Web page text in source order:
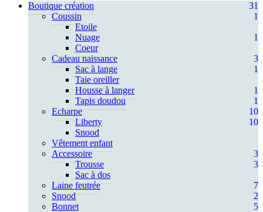
Boutique création
31
Coussin
1
Etoile
Nuage
1
Coeur
Cadeau naissance
3
Sac à lange
1
Taie oreiller
Housse à langer
1
Tapis doudou
1
Echarpe
10
Liberty
10
Snood
Vêtement enfant
Accessoire
3
Trousse
3
Sac à dos
Laine feutrée
7
Snood
2
Bonnet
5